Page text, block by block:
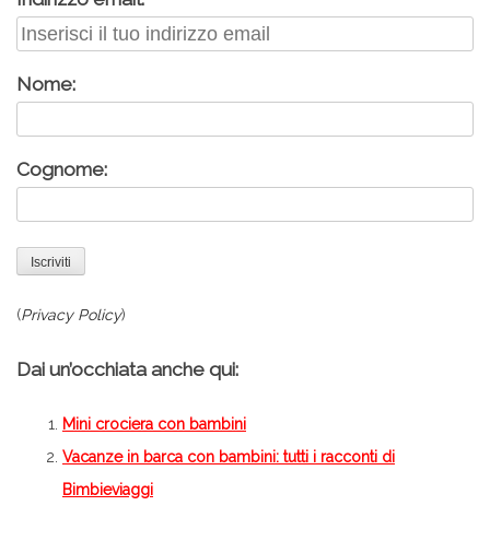
Nome:
Cognome:
(Privacy Policy)
Dai un’occhiata anche qui:
Mini crociera con bambini
Vacanze in barca con bambini: tutti i racconti di
Bimbieviaggi